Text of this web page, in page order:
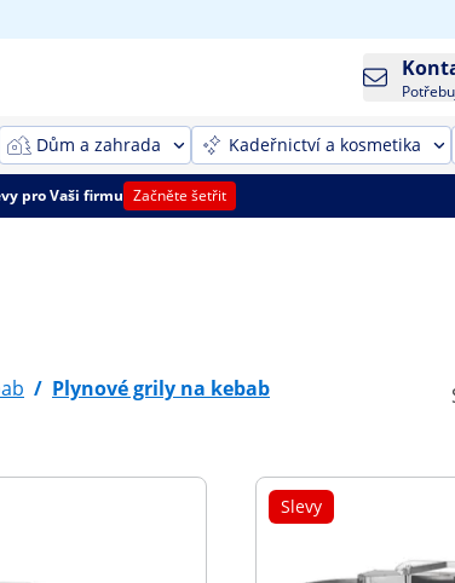
Dům a zahrada Kadeřnictví a kosmetika
pro Vaši firmu Začněte šetřit
/ Plynové grily na kebab
Slevy